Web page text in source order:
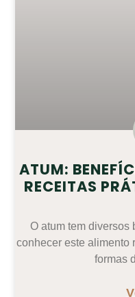
ATUM:
RECEITAS
O atum tem diversos
conhecer este alimento
formas